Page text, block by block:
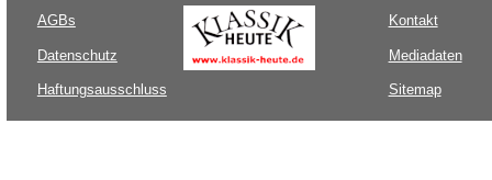
AGBs
Datenschutz
Haftungsausschluss
Kontakt
Mediadaten
Sitemap